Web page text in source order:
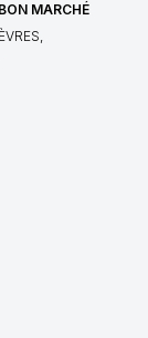
MARCHÉ